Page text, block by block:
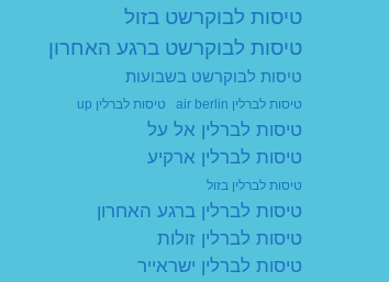
טיסות לבוקרשט בזול
טיסות לבוקרשט ברגע האחרון
טיסות לבוקרשט בשבועות
טיסות לברלין air berlin טיסות לברלין up
טיסות לברלין אל על
טיסות לברלין ארקיע
טיסות לברלין בזול
טיסות לברלין ברגע האחרון
טיסות לברלין זולות
טיסות לברלין ישראייר